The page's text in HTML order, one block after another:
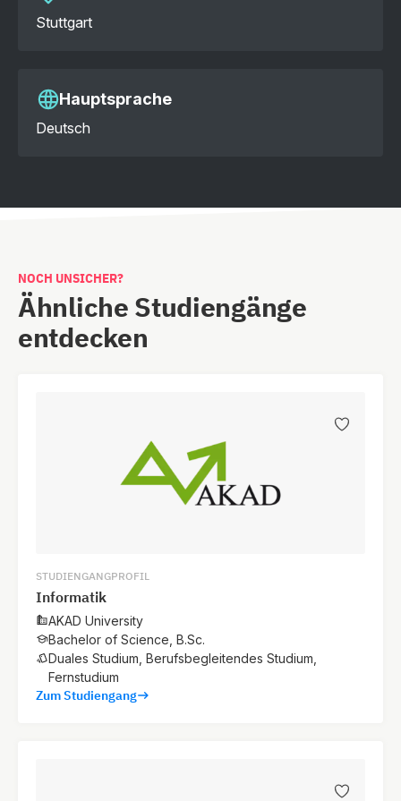
Stuttgart
Hauptsprache
Deutsch
NOCH UNSICHER?
Ähnliche Studiengänge
entdecken
STUDIENGANGPROFIL
Informatik
AKAD University
Bachelor of Science, B.Sc.
Duales Studium, Berufsbegleitendes Studium,
Fernstudium
Zum Studiengang